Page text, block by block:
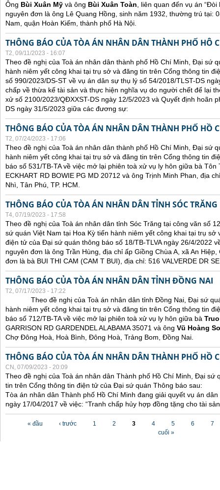
Ông Bùi Xuân Mỹ và ông Bùi Xuân Toàn , liên quan đến vụ án
nguyên đơn là ông Lê Quang Hồng, sinh năm 1932, thường trú tại:
Nam, quận Hoàn Kiếm, thành phố Hà Nội.
THÔNG BÁO CỦA TÒA ÁN NHÂN DÂN THÀNH PHỐ HÔ
T2, 09/11/2023 - 16:07
Theo đề nghị của Toà án nhân dân thành phố Hồ Chí Minh, Đại sứ
hành niêm yết công khai tại trụ sở và đăng tin trên Cổng thông tin
số 990/2023/DS-ST về vụ án dân sự thụ lý số 54/2018/TLST-DS
chấp về thừa kế tài sản và thực hiện nghĩa vụ do người chết để lại
xử số 2100/2023/QĐXXST-DS ngày 12/5/2023 và Quyết định hoãn
DS ngày 31/5/2023 giữa các đương sự:
THÔNG BÁO CỦA TÒA ÁN NHÂN DÂN THÀNH PHỐ HỒ
T2, 07/24/2023 - 17:06
Theo đề nghị của Toà án nhân dân thành phố Hồ Chí Minh, Đại sứ
hành niêm yết công khai tại trụ sở và đăng tin trên Cổng thông tin
báo số 531/TB-TA về việc mở lại phiên toà xử vụ ly hôn giữa bà Tôn
ECKHART RD BOWIE PG MD 20712 và ông Trịnh Minh Phan, địa
Nhì, Tân Phú, TP. HCM.
THÔNG BÁO CỦA TÒA ÁN NHÂN DÂN TỈNH SÓC TRĂNG
T4, 07/19/2023 - 17:58
Theo đề nghị của Toà án nhân dân tỉnh Sóc Trăng tại công văn số
sứ quán Việt Nam tại Hoa Kỳ tiến hành niêm yết công khai tại trụ sở
điện tử của Đại sứ quán thông báo số 18/TB-TLVA ngày 26/4/2022
nguyên đơn là ông Trần Hùng, địa chỉ ấp Giồng Chùa A, xã An
đơn là bà BUI THI CAM (CAM T BUI), địa chỉ: 516 VALVERDE DR
THÔNG BÁO CỦA TÒA ÁN NHÂN DÂN TỈNH ĐỒNG NAI
T2, 07/17/2023 - 17:22
Theo đề nghị của Toà án nhân dân tỉnh Đồng Nai, Đại sứ
hành niêm yết công khai tại trụ sở và đăng tin trên Cổng thông tin
báo số 712/TB-TA về việc mở lại phiên toà xử vụ ly hôn giữa bà
GARRISON RD GARDENDEL ALABAMA 35071 và ông Vũ Hoàng
Chợ Đông Hoà, Hoà Bình, Đông Hoà, Trảng Bom, Đồng Nai.
THÔNG BÁO CỦA TÒA ÁN NHÂN DÂN THÀNH PHỐ HỒ
CN, 07/09/2023 - 20:09
Theo đề nghị của Toà án nhân dân Thành phố Hồ Chí Minh, Đại sứ
tin trên Cổng thông tin điện tử của Đại sứ quán Thông báo sau:
Tòa án nhân dân Thành phố Hồ Chí Minh đang giải quyết vụ án
ngày 17/04/2017 về việc: “Tranh chấp hủy hợp đồng tặng cho tài
« đầu ‹ trước 1 2 3 4 5 6
7
cuối »